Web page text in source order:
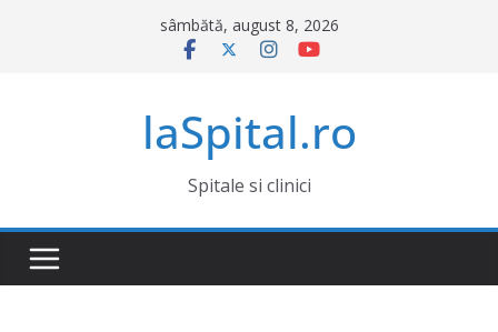
sâmbătă, august 8, 2026
laSpital.ro
Spitale si clinici